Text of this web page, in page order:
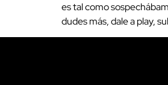
es tal como
dudes más, dale a play,